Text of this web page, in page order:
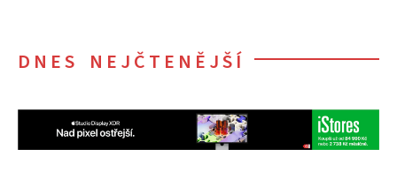
DNES NEJČTENĚJŠÍ